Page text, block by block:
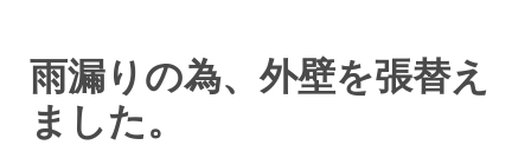
雨漏りの為、外壁を張替え
ました。